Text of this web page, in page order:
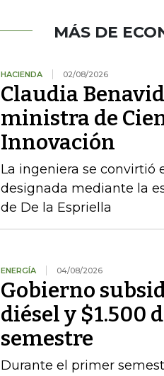
MÁS DE
HACIENDA 02/08/2026
Claudia
ministra de
Innovación
La ingeniera se convirtió
designada mediante la
de De la Espriella
ENERGÍA 04/08/2026
Gobierno
diésel y $1.500
semestre
Durante el primer